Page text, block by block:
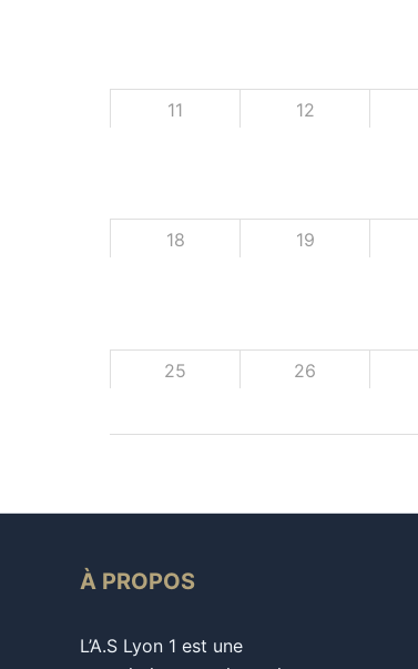
11 12
18 19
25 26
À PROPOS
L’A.S Lyon 1 est une